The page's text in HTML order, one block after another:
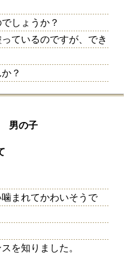
しょうか？
ているのですが、でき
？
男の子
まれてかわいそうで
を知りました。